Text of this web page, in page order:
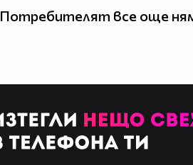
Потребителят все още